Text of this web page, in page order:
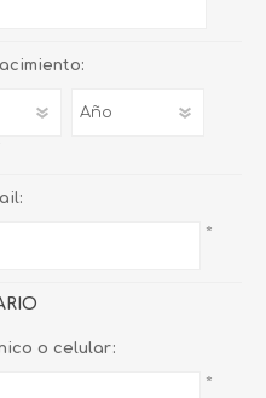
*
o celular:
*